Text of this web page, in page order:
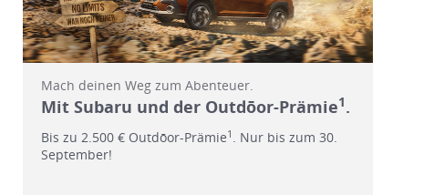
Mach deinen Weg zum Abenteuer.
Mit Subaru und der Outdōor-Prämie1.
Bis zu 2.500 € Outdōor-Prämie1 . Nur bis zum 30.
September!